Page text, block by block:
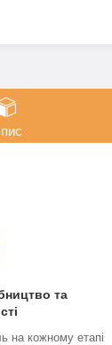
та
на кожному етапі